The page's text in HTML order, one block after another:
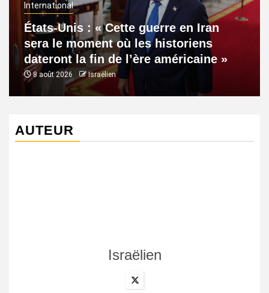
International
États-Unis : « Cette guerre en Iran
sera le moment où les historiens
dateront la fin de l’ère américaine »
8 août 2026 Israëlien
AUTEUR
Israëlien